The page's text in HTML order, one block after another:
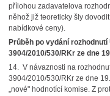
přílohou zadavatelova
něhož již teoreticky šly
nabídkové ceny).
Průběh po vydání rozhodnutí
3904/2010/530/RKr ze dne
14. V návaznosti na
3904/2010/530/RKr ze dne
„nové" hodnotící komise. Z